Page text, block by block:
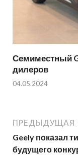
Семиместный
дилеров
04.05.2024
ПРЕДЫДУЩАЯ
Geely показал
будущего